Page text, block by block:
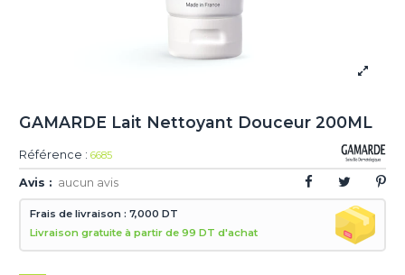
GAMARDE Lait Nettoyant Douceur 200ML
Référence : 6685
Avis : aucun avis
Frais de livraison : 7,000 DT
Livraison gratuite à partir de 99 DT d'achat